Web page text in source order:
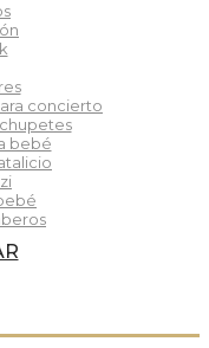
concierto
bebé